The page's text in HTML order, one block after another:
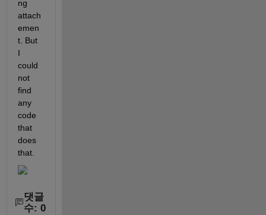
ng
attach
emen
t. But
I
could
not
find
any
code
that
does
that.
댓글
수: 0